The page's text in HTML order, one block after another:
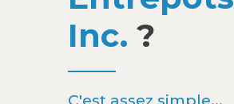
Inc. ?
C'est assez simple...